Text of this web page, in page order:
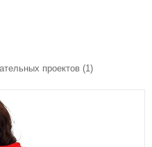
проектов (1)